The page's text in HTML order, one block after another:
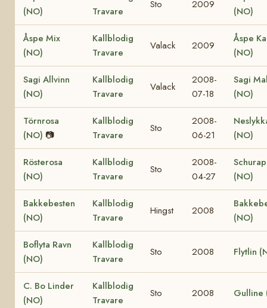
(NO)
Travare
Sto 2009
(NO)
Åspe Mix
(NO)
Kallblodig
Travare
Valack 2009
Åspe
(NO)
Sagi Allvinn
(NO)
Kallblodig
Travare
Valack
2008-
07-18
Sagi
(NO)
Törnrosa
(NO) 📷
Kallblodig
Travare
Sto
2008-
06-21
(NO)
Rösterosa
(NO)
Kallblodig
Travare
Sto
2008-
04-27
(NO)
Bakkebesten
(NO)
Kallblodig
Travare
Hingst 2008
(NO)
Boflyta Ravn
(NO)
Kallblodig
Travare
Sto 2008 Flytlin
C. Bo Linder
(NO)
Kallblodig
Travare
Sto 2008 Gulline